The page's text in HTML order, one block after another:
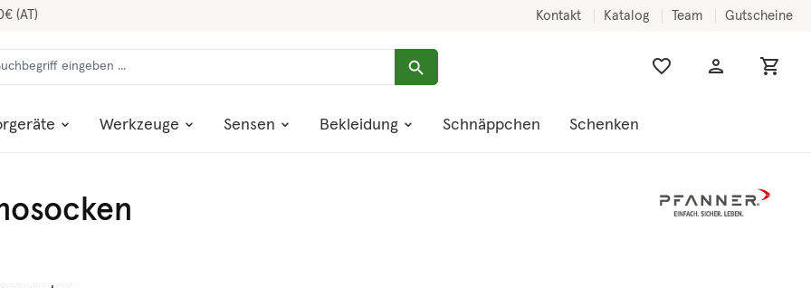
(AT) Kontakt Katalog Team Gutscheine
Werkzeuge Sensen Bekleidung Schnäppchen Schenken